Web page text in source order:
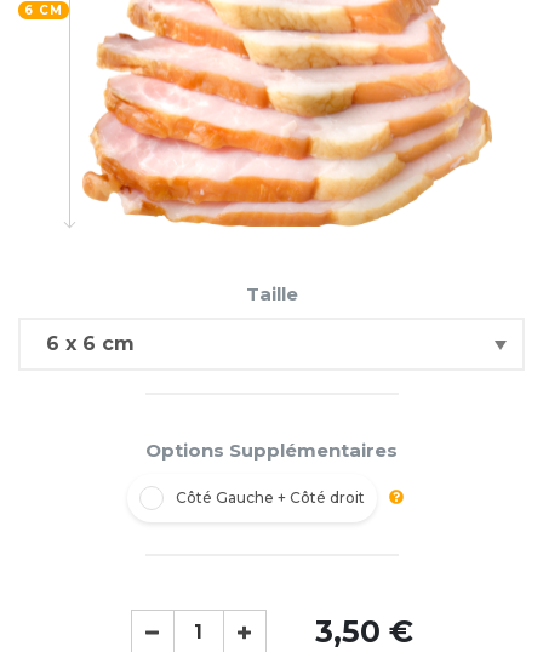
6 CM
Taille
Options Supplémentaires
Côté Gauche + Côté droit
3,50 €